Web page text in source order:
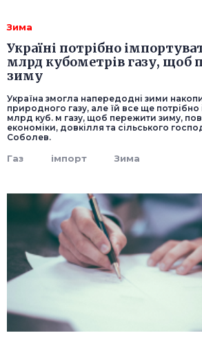
Зима
Україні потрібно
млрд кубометрів газу, щоб
зиму
Україна змогла напередодні зими
природного газу, але їй все ще
млрд куб. м газу, щоб пережити зиму,
економіки, довкілля та сільського
Соболев.
Газ імпорт Зима